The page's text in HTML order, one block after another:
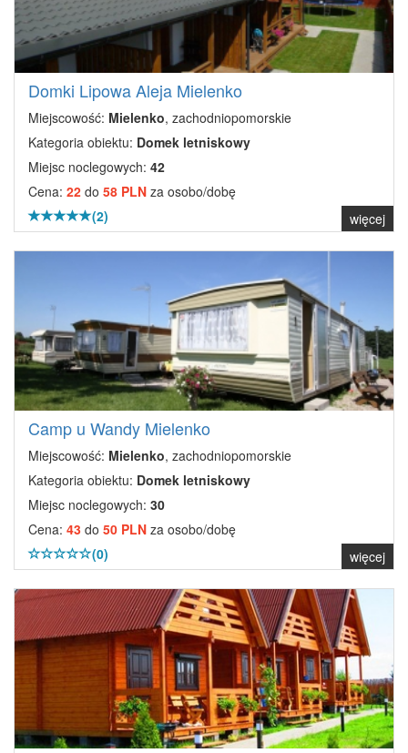
Domki Lipowa Aleja Mielenko
Miejscowość: Mielenko, zachodniopomorskie
Kategoria obiektu: Domek letniskowy
Miejsc noclegowych: 42
Cena: 22 do 58 PLN za osobo/dobę
(2)
więcej
Camp u Wandy Mielenko
Miejscowość: Mielenko, zachodniopomorskie
Kategoria obiektu: Domek letniskowy
Miejsc noclegowych: 30
Cena: 43 do 50 PLN za osobo/dobę
(0)
więcej